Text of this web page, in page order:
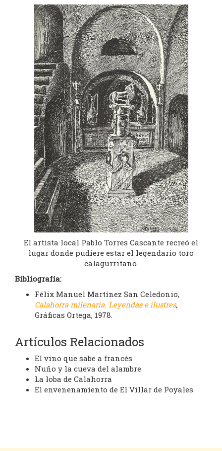
El artista local Pablo Torres Cascante recreó el
lugar donde pudiere estar el legendario toro
calagurritano.
Bibliografía:
Félix Manuel Martínez San Celedonio,
Calahorra milenaria. Leyendas e ilustres,
Gráficas Ortega, 1978.
Artículos Relacionados
El vino que sabe a francés
Nuño y la cueva del alambre
La loba de Calahorra
El envenenamiento de El Villar de Poyales